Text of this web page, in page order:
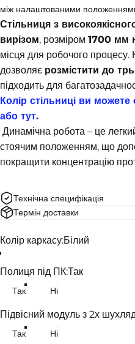
між налаштованими
Стільниця з
вирізом, розміром 1700 мм
місця для робочого процесу.
дозволяє розмістити до
підходить для
Колір стільниці ви
або тут.
Динамічна робота – це
стоячим положенням, що
покращити концентрацію
Технічна специфікація
Термін доставки
Колір каркасу
Колір каркасу:Білий
Полиця під ПК
Полиця під ПК:Так
Так Ні
Підвісний модуль з 2х шухляд
Підвісний модуль з 2х
Так Ні